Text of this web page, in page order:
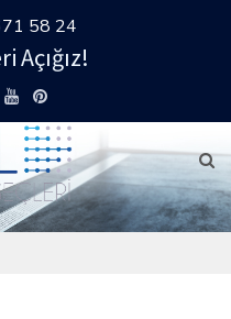
58 24
Açığız!